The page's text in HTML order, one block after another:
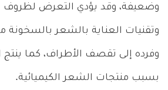
وضعيفة، وقد يؤدي التعرض
وتقنيات العناية بالشعر
وفرده إلى تقصف الأطراف، كما
بسبب منتجات الشعر الكيميائية.